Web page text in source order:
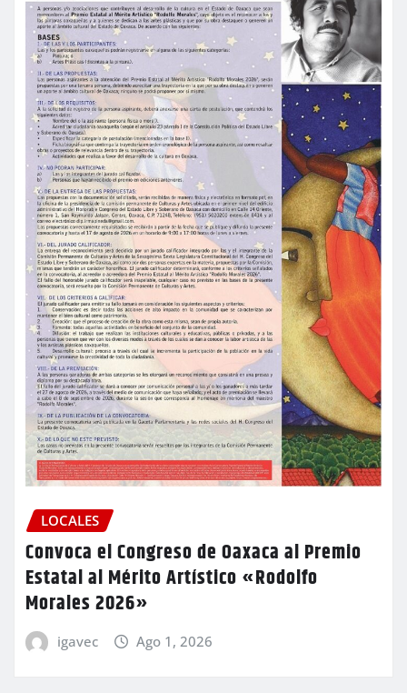
LOCALES
Convoca el Congreso de Oaxaca al Premio
Estatal al Mérito Artístico «Rodolfo
Morales 2026»
igavec Ago 1, 2026